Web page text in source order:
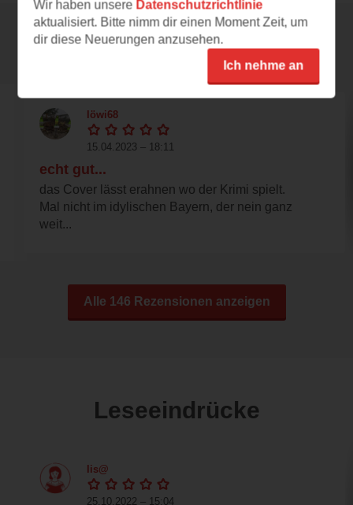
Rezensionen
löwi68
15.04.2023 – 18:11
echt gut...
das Cover lässt erahnen wo der Krimi spielt.
Mal nicht im idylischen Bayern, der nein ganz
weit...
Alle 146 Rezensionen anzeigen
Leseeindrücke
lis@
25.10.2022 – 15:04
Wir haben unsere Datenschutzrichtlinie
aktualisiert. Bitte nimm dir einen Moment Zeit, um
dir diese Neuerungen anzusehen.
Ich nehme an